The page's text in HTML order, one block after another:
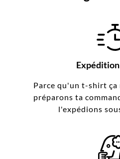
Parce qu'un t-shirt ça
préparons ta
l'expédions